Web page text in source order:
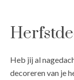
Heb jij al
decoreren van je